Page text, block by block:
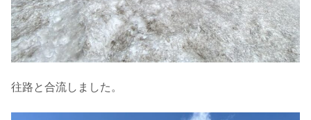
往路と合流しました。